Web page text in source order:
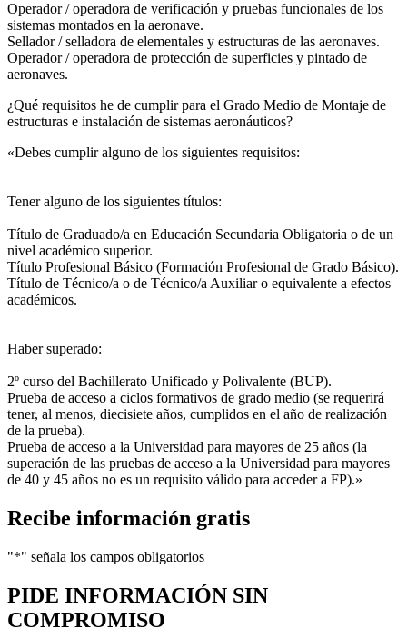
Operador / operadora de verificación y pruebas funcionales de los
sistemas montados en la aeronave.
Sellador / selladora de elementales y estructuras de las aeronaves.
Operador / operadora de protección de superficies y pintado de
aeronaves.
¿Qué requisitos he de cumplir para el Grado Medio de Montaje de
estructuras e instalación de sistemas aeronáuticos?
«Debes cumplir alguno de los siguientes requisitos:
Tener alguno de los siguientes títulos:
Título de Graduado/a en Educación Secundaria Obligatoria o de un
nivel académico superior.
Título Profesional Básico (Formación Profesional de Grado Básico).
Título de Técnico/a o de Técnico/a Auxiliar o equivalente a efectos
académicos.
Haber superado:
2º curso del Bachillerato Unificado y Polivalente (BUP).
Prueba de acceso a ciclos formativos de grado medio (se requerirá
tener, al menos, diecisiete años, cumplidos en el año de realización
de la prueba).
Prueba de acceso a la Universidad para mayores de 25 años (la
superación de las pruebas de acceso a la Universidad para mayores
de 40 y 45 años no es un requisito válido para acceder a FP).»
Recibe información gratis
"*" señala los campos obligatorios
PIDE INFORMACIÓN SIN
COMPROMISO